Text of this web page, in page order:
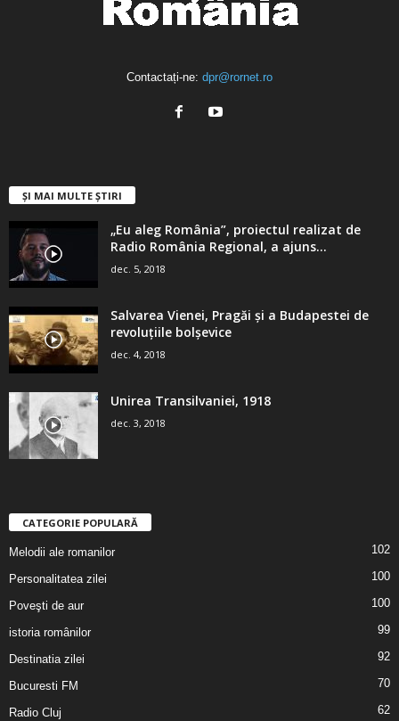
Contactați-ne: dpr@rornet.ro
ȘI MAI MULTE ȘTIRI
„Eu aleg România”, proiectul realizat de
Radio România Regional, a ajuns...
dec. 5, 2018
Salvarea Vienei, Pragăi şi a Budapestei de
revoluţiile bolşevice
dec. 4, 2018
Unirea Transilvaniei, 1918
dec. 3, 2018
CATEGORIE POPULARĂ
Melodii ale romanilor 102
Personalitatea zilei 100
Poveşti de aur 100
istoria românilor 99
Destinatia zilei 92
Bucuresti FM 70
Radio Cluj 62